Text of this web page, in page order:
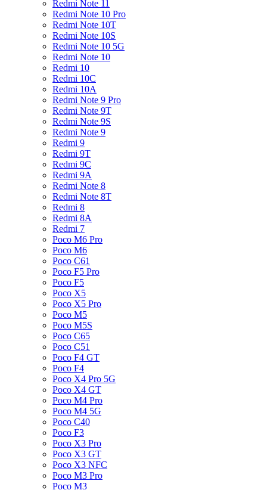
Redmi Note 11
Redmi Note 10 Pro
Redmi Note 10T
Redmi Note 10S
Redmi Note 10 5G
Redmi Note 10
Redmi 10
Redmi 10C
Redmi 10A
Redmi Note 9 Pro
Redmi Note 9T
Redmi Note 9S
Redmi Note 9
Redmi 9
Redmi 9T
Redmi 9C
Redmi 9A
Redmi Note 8
Redmi Note 8T
Redmi 8
Redmi 8A
Redmi 7
Poco M6 Pro
Poco M6
Poco C61
Poco F5 Pro
Poco F5
Poco X5
Poco X5 Pro
Poco M5
Poco M5S
Poco C65
Poco C51
Poco F4 GT
Poco F4
Poco X4 Pro 5G
Poco X4 GT
Poco M4 Pro
Poco M4 5G
Poco C40
Poco F3
Poco X3 Pro
Poco X3 GT
Poco X3 NFC
Poco M3 Pro
Poco M3